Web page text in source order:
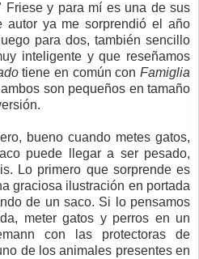
Friese y para mí es una de sus
autor ya me sorprendió el año
para dos, también sencillo
inteligente y que reseñamos
tiene en común conFamiglia
son pequeños en tamaño
bueno cuando metes gatos,
puede llegar a ser pesado,
Lo primero que sorprende es
graciosa ilustración en portada
de un saco. Si lo pensamos
meter gatos y perros en un
con las protectoras de
de los animales presentes en